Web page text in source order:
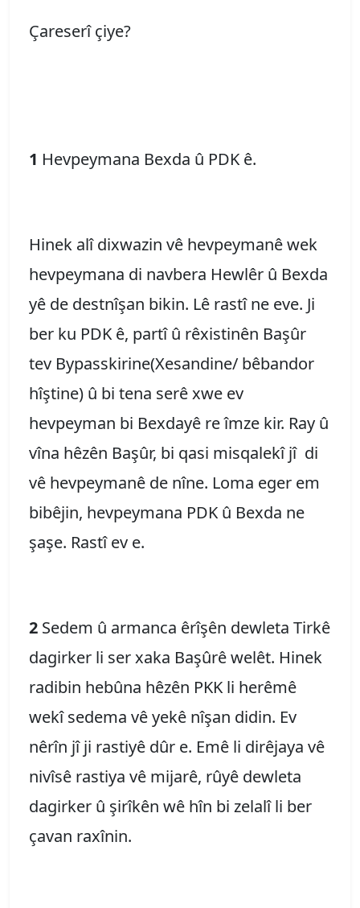
Çareserî çiye?
1 Hevpeymana Bexda û PDK ê.
Hinek alî dixwazin vê hevpeymanê wek
hevpeymana di navbera Hewlêr û Bexda
yê de destnîşan bikin. Lê rastî ne eve. Ji
ber ku PDK ê, partî û rêxistinên Başûr
tev Bypasskirine(Xesandine/ bêbandor
hîştine) û bi tena serê xwe ev
hevpeyman bi Bexdayê re îmze kir. Ray û
vîna hêzên Başûr, bi qasi misqalekî jî di
vê hevpeymanê de nîne. Loma eger em
bibêjin, hevpeymana PDK û Bexda ne
şaşe. Rastî ev e.
2 Sedem û armanca êrîşên dewleta Tirkê
dagirker li ser xaka Başûrê welêt. Hinek
radibin hebûna hêzên PKK li herêmê
wekî sedema vê yekê nîşan didin. Ev
nêrîn jî ji rastiyê dûr e. Emê li dirêjaya vê
nivîsê rastiya vê mijarê, rûyê dewleta
dagirker û şirîkên wê hîn bi zelalî li ber
çavan raxînin.